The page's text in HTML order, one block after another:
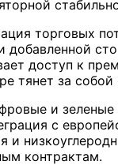
торговых
добавленной
доступ к
тянет за
и
с
контрактам.